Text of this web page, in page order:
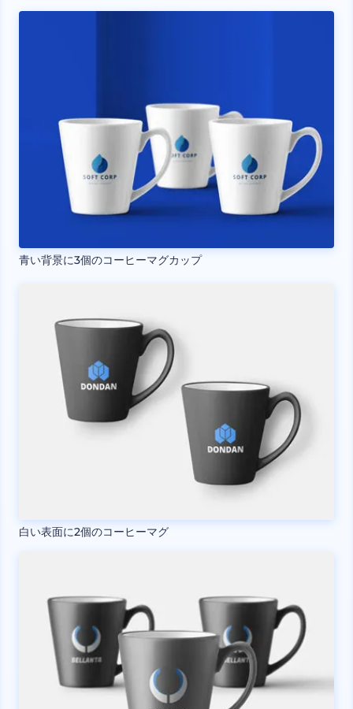
青い背景に3個のコーヒーマグカップ
白い表面に2個のコーヒーマグ